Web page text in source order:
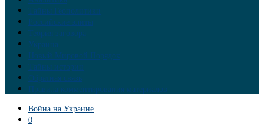
Тайны Геополитики
Российские элиты
Теория заговора
Украина
Новый Мировой Порядок
Тайны истории
Обратная связь
Правила комментирования материалов
Война на Украине
0